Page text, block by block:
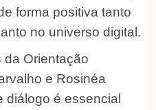
forma positiva tanto
no universo digital.
da Orientação
e Rosinéa
diálogo é essencial